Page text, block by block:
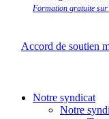
Formation gratuite sur
Accord de soutien
Notre syndicat
Notre